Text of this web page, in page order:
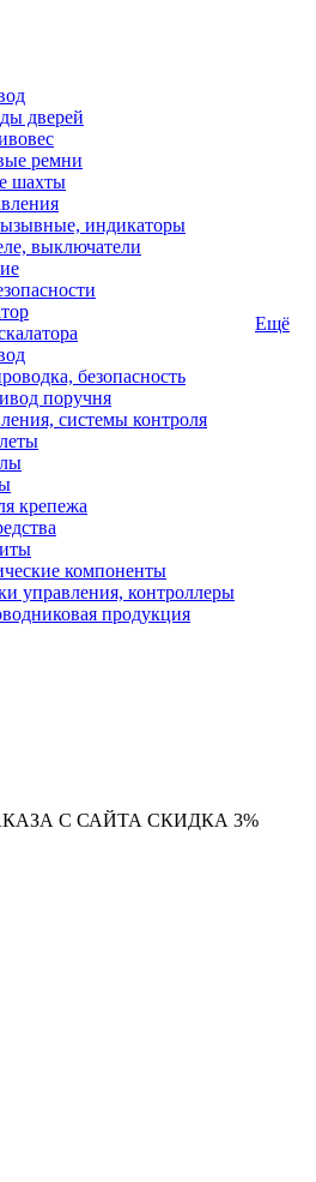
дверей
ремни
шахты
индикаторы
выключатели
безопасность
поручня
системы контроля
крепежа
компоненты
управления, контроллеры
продукция
Ещё
С САЙТА СКИДКА 3%